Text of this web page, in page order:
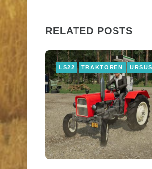
RELATED POSTS
LS22 TRAKTOREN URSUS